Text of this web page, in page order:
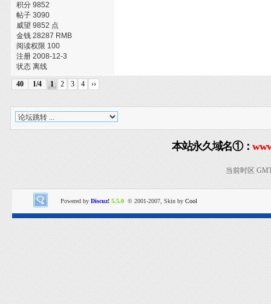
积分 9852
帖子 3090
威望 9852 点
金钱 28287 RMB
阅读权限 100
注册 2008-12-3
状态 离线
40 1/4 1 2 3 4 ››
本站永久域名①：
当前时区
Powered by Discuz! 5.5.0 © 2001-2007, Skin by Cool